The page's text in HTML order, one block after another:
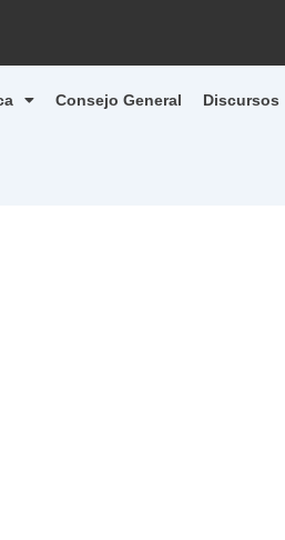
Consejo General Discursos